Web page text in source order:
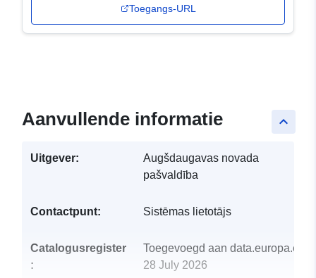
Toegangs-URL
keyboard_arrow_up
Aanvullende informatie
Uitgever:
Augšdaugavas novada
pašvaldība
Contactpunt: Sistēmas lietotājs
Catalogusregister
:
Toegevoegd aan data.europa.eu:
28 July 2026